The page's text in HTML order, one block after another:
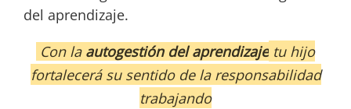
del aprendizaje.
Con la autogestión del aprendizaje tu hijo
fortalecerá su sentido de la responsabilidad
trabajando